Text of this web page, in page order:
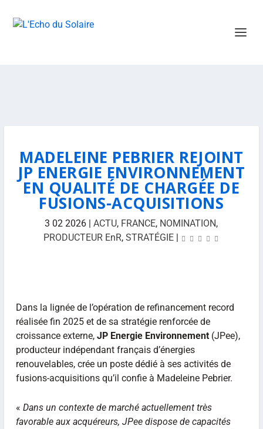
MADELEINE PEBRIER REJOINT
JP ENERGIE ENVIRONNEMENT
EN QUALITÉ DE CHARGÉE DE
FUSIONS-ACQUISITIONS
3 02 2026 |ACTU, FRANCE, NOMINATION,
PRODUCTEUR EnR, STRATÉGIE|
Dans la lignée de l’opération de refinancement record
réalisée fin 2025 et de sa stratégie renforcée de
croissance externe,JP Energie Environnement (JPee),
producteur indépendant français d’énergies
renouvelables, crée un poste dédié à ses activités de
fusions-acquisitions qu’il confie à Madeleine Pebrier.
« Dans un contexte de marché actuellement très
favorable aux acquéreurs, JPee dispose de capacités